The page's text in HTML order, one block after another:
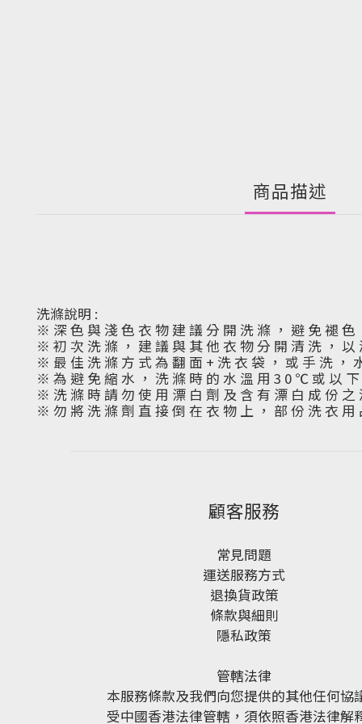
商品描述
洗滌說明 :
※ 深 色 與 淺 色 衣 物 建 議 分 開 洗 滌 ， 避 免 褪 色
※ 初 次 洗 滌 ， 建 議 與 其 他 衣 物 分 開 清 洗 ， 以
※ 最 佳 洗 滌 方 式 為 翻 面 + 洗 衣 袋 ， 或 手 洗 ，
※ 為 避 免 縮 水 ， 洗 滌 時 的 水 溫 用 3 0 ℃ 或 以
※ 洗 滌 時 請 勿 使 用 漂 白 劑 及 含 有 漂 白 成 份
※ 勿 將 洗 滌 劑 直 接 倒 在 衣 物 上 ， 部 份 洗 衣
顧客服務
常見問題
運送服務方式
退換貨政策
條款與細則
隱私政策
管轄法律
本服務條款及我們向您提供的其他任何協
受中國香港法律管轄，須依照香港法律解